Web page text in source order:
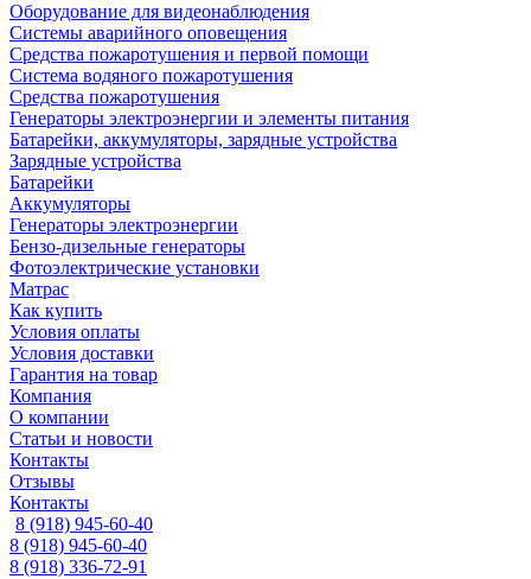
Оборудование для видеонаблюдения
Системы аварийного оповещения
Средства пожаротушения и первой помощи
Система водяного пожаротушения
Средства пожаротушения
Генераторы электроэнергии и элементы питания
Батарейки, аккумуляторы, зарядные устройства
Зарядные устройства
Батарейки
Аккумуляторы
Генераторы электроэнергии
Бензо-дизельные генераторы
Фотоэлектрические установки
Матрас
Как купить
Условия оплаты
Условия доставки
Гарантия на товар
Компания
О компании
Статьи и новости
Контакты
Отзывы
Контакты
8 (918) 945-60-40
8 (918) 945-60-40
8 (918) 336-72-91